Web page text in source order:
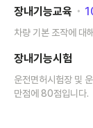
장내기능교육 ･
차량 기본 조작에 대
장내기능시험
운전면허시험장 및
만점에 80점입니다.